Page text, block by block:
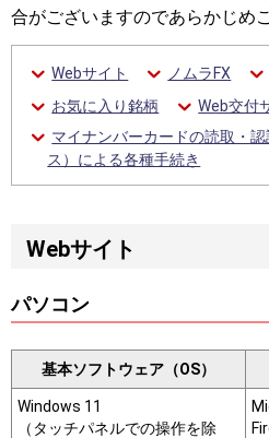
合がございますのであらかじめ
Webサイト ノムラFX
お気に入り銘柄
Web交付
マイナンバーカードの読取・
ス）による各種手続き
Webサイト
パソコン
基本ソフトウェア（OS）
Windows 11
（タッチパネルでの操作を除